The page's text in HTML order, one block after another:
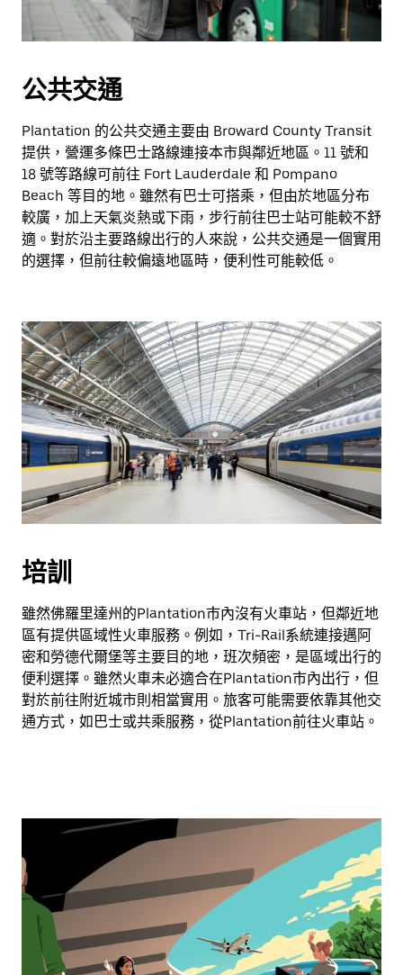
公共交通
Plantation 的公共交通主要由 Broward County Transit
提供，營運多條巴士路線連接本市與鄰近地區。11 號和
18 號等路線可前往 Fort Lauderdale 和 Pompano
Beach 等目的地。雖然有巴士可搭乘，但由於地區分布
較廣，加上天氣炎熱或下雨，步行前往巴士站可能較不舒
適。對於沿主要路線出行的人來說，公共交通是一個實用
的選擇，但前往較偏遠地區時，便利性可能較低。
培訓
雖然佛羅里達州的Plantation市內沒有火車站，但鄰近地
區有提供區域性火車服務。例如，Tri-Rail系統連接邁阿
密和勞德代爾堡等主要目的地，班次頻密，是區域出行的
便利選擇。雖然火車未必適合在Plantation市內出行，但
對於前往附近城市則相當實用。旅客可能需要依靠其他交
通方式，如巴士或共乘服務，從Plantation前往火車站。